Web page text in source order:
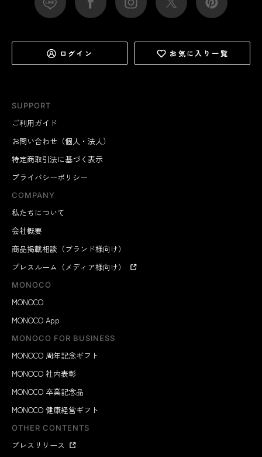
SUPPORT
ご利用ガイド
お問い合わせ（個人・法人）
特定商取引法に基づく表示
プライバシーポリシー
COMPANY
私たちについて
会社概要
商品掲載相談（ブランド様向け）
プレスルーム（メディア様向け）
MONOCO
MONOCO
MONOCO App
MONOCO FOR BUSINESS
MONOCO 周年記念ギフト
MONOCO 社内表彰
MONOCO 卒業記念品
MONOCO 健康経営ギフト
OTHER CONTENTS
プレスリリース
ログイン お気に入り一覧